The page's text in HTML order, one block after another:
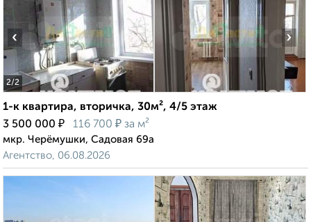
2/2
‹ ›
1-к квартира, вторичка, 30м², 4/5 этаж
3 500 000 ₽ 116 700 ₽ за м²
мкр. Черёмушки, Садовая 69а
Агентство, 06.08.2026